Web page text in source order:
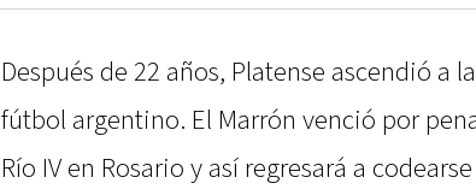
Después de 22 años, Platense ascendió a
fútbol argentino. El Marrón venció por
Río IV en Rosario y así regresará a